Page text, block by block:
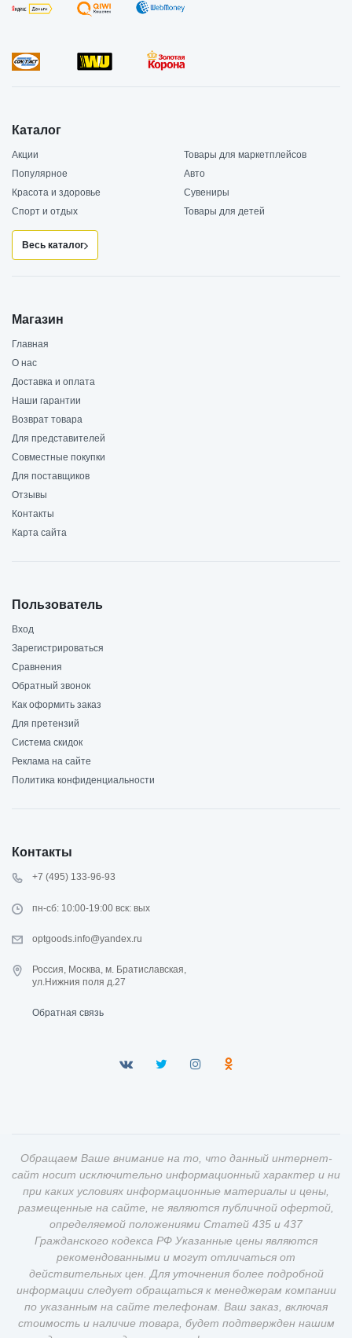
Каталог
Акции
Товары для маркетплейсов
Популярное
Авто
Красота и здоровье
Сувениры
Спорт и отдых
Товары для детей
Весь каталог
Магазин
Главная
О нас
Доставка и оплата
Наши гарантии
Возврат товара
Для представителей
Совместные покупки
Для поставщиков
Отзывы
Контакты
Карта сайта
Пользователь
Вход
Зарегистрироваться
Сравнения
Обратный звонок
Как оформить заказ
Для претензий
Система скидок
Реклама на сайте
Политика конфиденциальности
Контакты
+7 (495) 133-96-93
пн-сб: 10:00-19:00 вск: вых
optgoods.info@yandex.ru
Россия, Москва, м. Братиславская,
ул.Нижния поля д.27
Обратная связь
Обращаем Ваше внимание на то, что данный интернет-
сайт носит исключительно информационный характер и ни
при каких условиях информационные материалы и цены,
размещенные на сайте, не являются публичной офертой,
определяемой положениями Статей 435 и 437
Гражданского кодекса РФ Указанные цены являются
рекомендованными и могут отличаться от
действительных цен. Для уточнения более подробной
информации следует обращаться к менеджерам компании
по указанным на сайте телефонам. Ваш заказ, включая
стоимость и наличие товара, будет подтвержден нашим